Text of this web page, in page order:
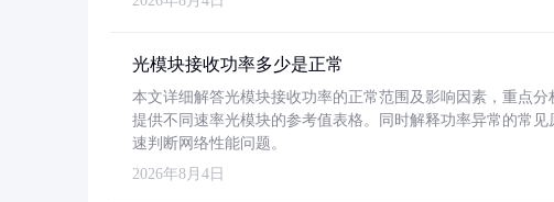
光模块接收功率多少是正常
本文详细解答光模块接收功率的正常范围及影响因素，重点
提供不同速率光模块的参考值表格。同时解释功率异常的常
速判断网络性能问题。
2026年8月4日